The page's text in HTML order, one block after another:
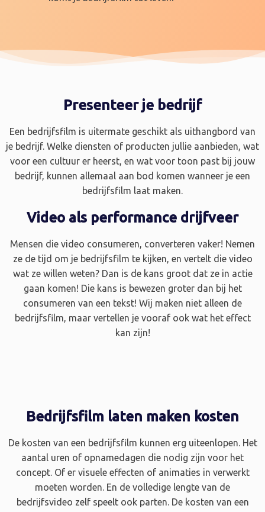
Presenteer je bedrijf
Een bedrijfsfilm is uitermate geschikt als uithangbord van
je bedrijf. Welke diensten of producten jullie aanbieden, wat
voor een cultuur er heerst, en wat voor toon past bij jouw
bedrijf, kunnen allemaal aan bod komen wanneer je een
bedrijfsfilm laat maken.
Video als performance drijfveer
Mensen die video consumeren, converteren vaker! Nemen
ze de tijd om je bedrijfsfilm te kijken, en vertelt die video
wat ze willen weten? Dan is de kans groot dat ze in actie
gaan komen! Die kans is bewezen groter dan bij het
consumeren van een tekst! Wij maken niet alleen de
bedrijfsfilm, maar vertellen je vooraf ook wat het effect
kan zijn!
Bedrijfsfilm laten maken kosten
De kosten van een bedrijfsfilm kunnen erg uiteenlopen. Het
aantal uren of opnamedagen die nodig zijn voor het
concept. Of er visuele effecten of animaties in verwerkt
moeten worden. En de volledige lengte van de
bedrijfsvideo zelf speelt ook parten. De kosten van een